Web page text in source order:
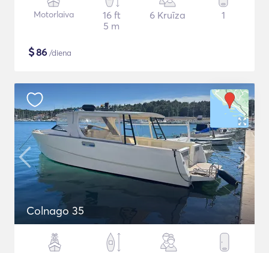
Motorlaiva
16 ft
5 m
6 Kruīza 1
$86 /diena
Colnago 35